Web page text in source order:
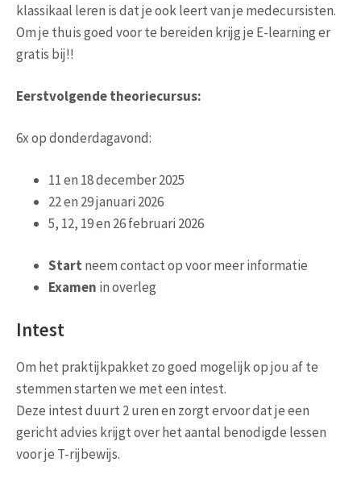
klassikaal leren is dat je ook leert van je medecursisten.
Om je thuis goed voor te bereiden krijg je E-learning er
gratis bij!!
Eerstvolgende theoriecursus:
6x op donderdagavond:
11 en 18 december 2025
22 en 29 januari 2026
5, 12, 19 en 26 februari 2026
Start neem contact op voor meer informatie
Examen in overleg
Intest
Om het praktijkpakket zo goed mogelijk op jou af te
stemmen starten we met een intest.
Deze intest duurt 2 uren en zorgt ervoor dat je een
gericht advies krijgt over het aantal benodigde lessen
voor je T-rijbewijs.